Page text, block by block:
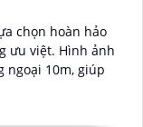
chọn hoàn hảo
Hình ảnh
ngoại 10m, giúp